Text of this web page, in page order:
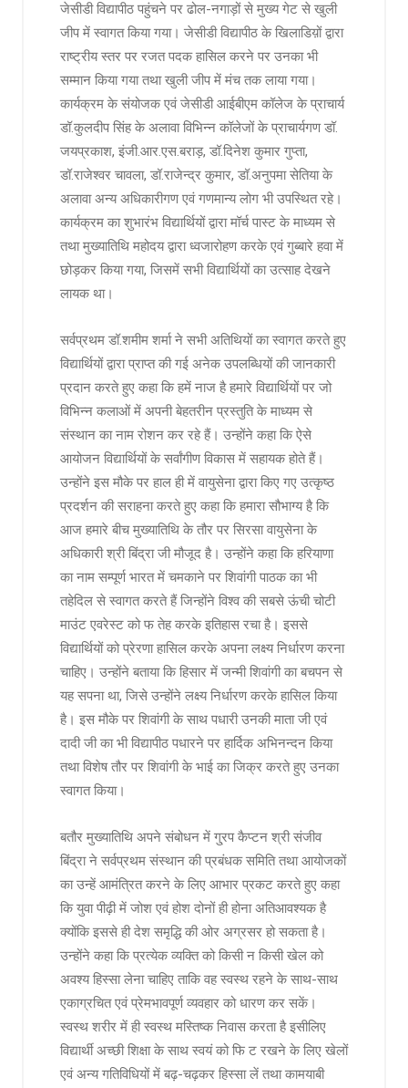
जेसीडी विद्यापीठ पहुंचने पर ढोल-नगाड़ों से मुख्य गेट से खुली
जीप में स्वागत किया गया। जेसीडी विद्यापीठ के खिलाडिय़ों द्वारा
राष्ट्रीय स्तर पर रजत पदक हासिल करने पर उनका भी
सम्मान किया गया तथा खुली जीप में मंच तक लाया गया।
कार्यक्रम के संयोजक एवं जेसीडी आईबीएम कॉलेज के प्राचार्य
डॉ.कुलदीप सिंह के अलावा विभिन्न कॉलेजों के प्राचार्यगण डॉ.
जयप्रकाश, इंजी.आर.एस.बराड़, डॉ.दिनेश कुमार गुप्ता,
डॉ.राजेश्वर चावला, डॉ.राजेन्द्र कुमार, डॉ.अनुपमा सेतिया के
अलावा अन्य अधिकारीगण एवं गणमान्य लोग भी उपस्थित रहे।
कार्यक्रम का शुभारंभ विद्यार्थियों द्वारा मॉर्च पास्ट के माध्यम से
तथा मुख्यातिथि महोदय द्वारा ध्वजारोहण करके एवं गुब्बारे हवा में
छोड़कर किया गया, जिसमें सभी विद्यार्थियों का उत्साह देखने
लायक था।
सर्वप्रथम डॉ.शमीम शर्मा ने सभी अतिथियों का स्वागत करते हुए
विद्यार्थियों द्वारा प्राप्त की गई अनेक उपलब्धियों की जानकारी
प्रदान करते हुए कहा कि हमें नाज है हमारे विद्यार्थियों पर जो
विभिन्न कलाओं में अपनी बेहतरीन प्रस्तुति के माध्यम से
संस्थान का नाम रोशन कर रहे हैं। उन्होंने कहा कि ऐसे
आयोजन विद्यार्थियों के सर्वांगीण विकास में सहायक होते हैं।
उन्होंने इस मौके पर हाल ही में वायुसेना द्वारा किए गए उत्कृष्ठ
प्रदर्शन की सराहना करते हुए कहा कि हमारा सौभाग्य है कि
आज हमारे बीच मुख्यातिथि के तौर पर सिरसा वायुसेना के
अधिकारी श्री बिंद्रा जी मौजूद है। उन्होंने कहा कि हरियाणा
का नाम सम्पूर्ण भारत में चमकाने पर शिवांगी पाठक का भी
तहेदिल से स्वागत करते हैं जिन्होंने विश्व की सबसे ऊंची चोटी
माउंट एवरेस्ट को फ तेह करके इतिहास रचा है। इससे
विद्यार्थियों को प्रेरणा हासिल करके अपना लक्ष्य निर्धारण करना
चाहिए। उन्होंने बताया कि हिसार में जन्मी शिवांगी का बचपन से
यह सपना था, जिसे उन्होंने लक्ष्य निर्धारण करके हासिल किया
है। इस मौके पर शिवांगी के साथ पधारी उनकी माता जी एवं
दादी जी का भी विद्यापीठ पधारने पर हार्दिक अभिनन्दन किया
तथा विशेष तौर पर शिवांगी के भाई का जिक्र करते हुए उनका
स्वागत किया।
बतौर मुख्यातिथि अपने संबोधन में गु्रप कैप्टन श्री संजीव
बिंद्रा ने सर्वप्रथम संस्थान की प्रबंधक समिति तथा आयोजकों
का उन्हें आमंत्रित करने के लिए आभार प्रकट करते हुए कहा
कि युवा पीढ़ी में जोश एवं होश दोनों ही होना अतिआवश्यक है
क्योंकि इससे ही देश समृद्धि की ओर अग्रसर हो सकता है।
उन्होंने कहा कि प्रत्येक व्यक्ति को किसी न किसी खेल को
अवश्य हिस्सा लेना चाहिए ताकि वह स्वस्थ रहने के साथ-साथ
एकाग्रचित एवं प्रेमभावपूर्ण व्यवहार को धारण कर सकें।
स्वस्थ शरीर में ही स्वस्थ मस्तिष्क निवास करता है इसीलिए
विद्यार्थी अच्छी शिक्षा के साथ स्वयं को फि ट रखने के लिए खेलों
एवं अन्य गतिविधियों में बढ़-चढ़कर हिस्सा लें तथा कामयाबी